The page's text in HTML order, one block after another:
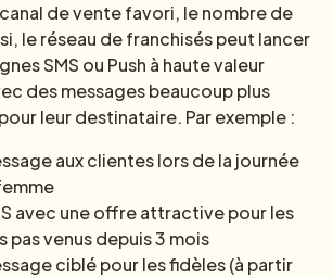
de vente favori, le nombre de
le réseau de franchisés peut lancer
SMS ou Push à haute valeur
des messages beaucoup plus
leur destinataire. Par exemple :
aux clientes lors de la journée
avec une offre attractive pour les
pas venus depuis 3 mois
ciblé pour les fidèles (à partir